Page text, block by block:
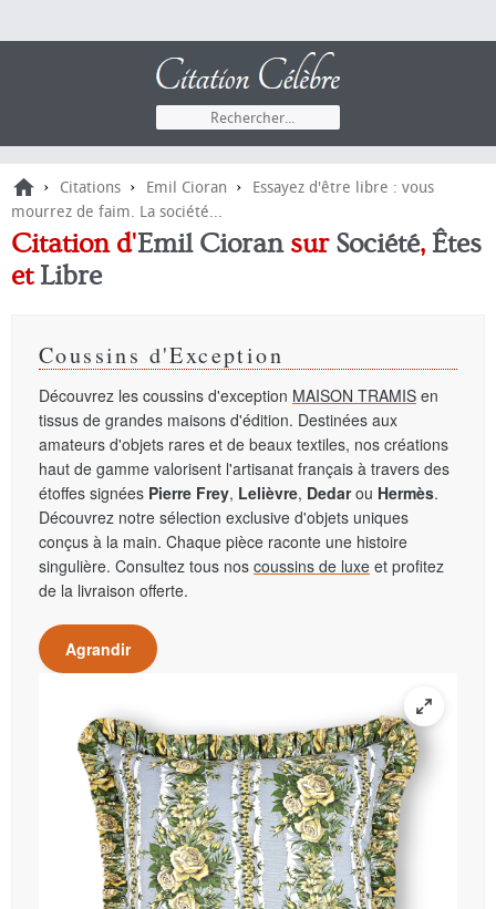
› Citations › Emil Cioran ›
Essayez d'être libre : vous
mourrez de faim. La société...
Citation d'Emil Cioransur Société, Êtes
et Libre
Coussins d'Exception
Découvrez les coussins d'exception MAISON TRAMIS en
tissus de grandes maisons d'édition. Destinées aux
amateurs d'objets rares et de beaux textiles, nos créations
haut de gamme valorisent l'artisanat français à travers des
étoffes signées Pierre Frey, Lelièvre, Dedarou Hermès.
Découvrez notre sélection exclusive d'objets uniques
conçus à la main. Chaque pièce raconte une histoire
singulière. Consultez tous nos coussins de luxe et profitez
de la livraison offerte.
Agrandir